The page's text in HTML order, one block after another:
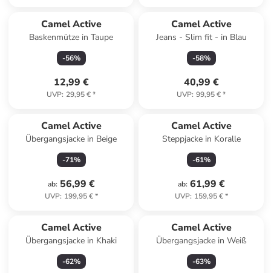
Camel Active
Baskenmütze in Taupe
-56%
12,99 €
UVP: 29,95 €*
Camel Active
Jeans - Slim fit - in Blau
-58%
40,99 €
UVP: 99,95 €*
Camel Active
Übergangsjacke in Beige
-71%
ab: 56,99 €
UVP: 199,95 €*
Camel Active
Steppjacke in Koralle
-61%
ab: 61,99 €
UVP: 159,95 €*
Camel Active
Übergangsjacke in Khaki
-62%
Camel Active
Übergangsjacke in Weiß
-63%